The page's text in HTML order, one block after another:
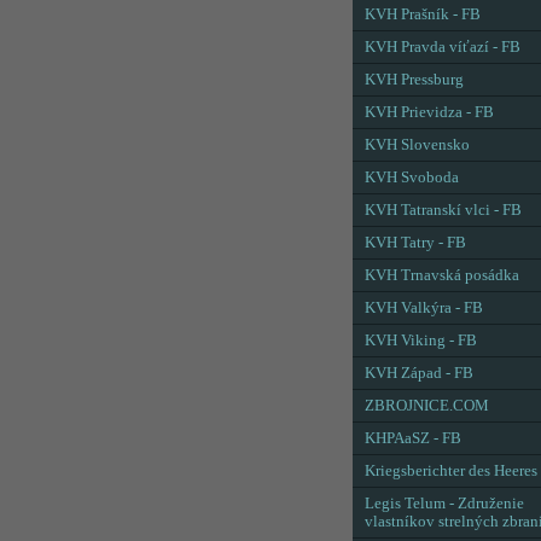
KVH Prašník - FB
KVH Pravda víťazí - FB
KVH Pressburg
KVH Prievidza - FB
KVH Slovensko
KVH Svoboda
KVH Tatranskí vlci - FB
KVH Tatry - FB
KVH Trnavská posádka
KVH Valkýra - FB
KVH Viking - FB
KVH Západ - FB
ZBROJNICE.COM
KHPAaSZ - FB
Kriegsberichter des Heeres
Legis Telum - Združenie
vlastníkov strelných